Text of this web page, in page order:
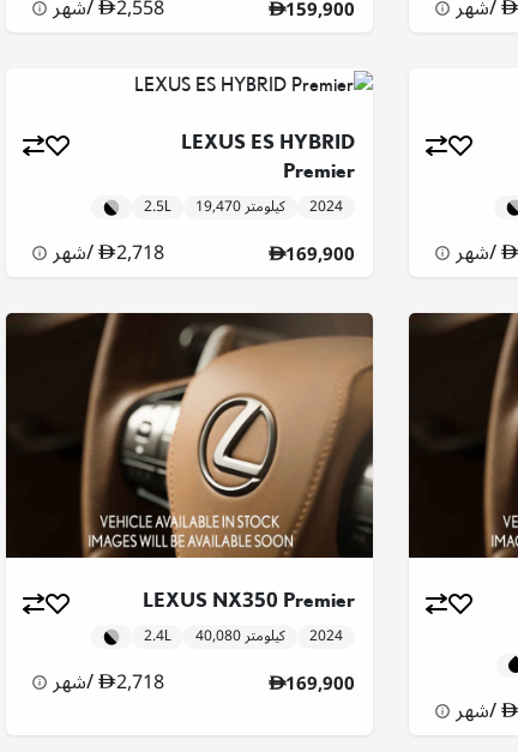
/شهر 159,900
2,558
/شهر
/شهر
LEXUS ES HYBRID
Premier
2024 19,470 كيلومتر 2.5L
169,900
2,718
/شهر
/شهر
LEXUS NX350 Premier
2024 40,080 كيلومتر 2.4L
169,900
2,718
/شهر